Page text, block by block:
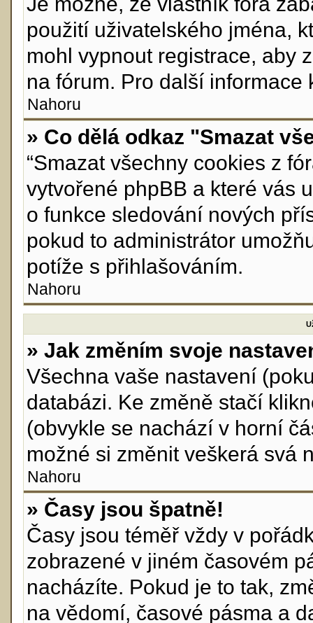
použití uživatelského jména,
mohl vypnout registrace, aby
na fórum. Pro další
Nahoru
» Co dělá odkaz "Smazat
“Smazat všechny cookies z
vytvořené phpBB a které vás
o funkce sledování nových
pokud to administrátor
potíže s přihlašováním.
Nahoru
» Jak změním svoje
Všechna vaše nastavení
databázi. Ke změně stačí
(obvykle se nachází v horní
možné si změnit veškerá svá
Nahoru
» Časy jsou špatně!
Časy jsou téměř vždy v
zobrazené v jiném časovém
nacházíte. Pokud je to tak,
na vědomí, časové pásma a